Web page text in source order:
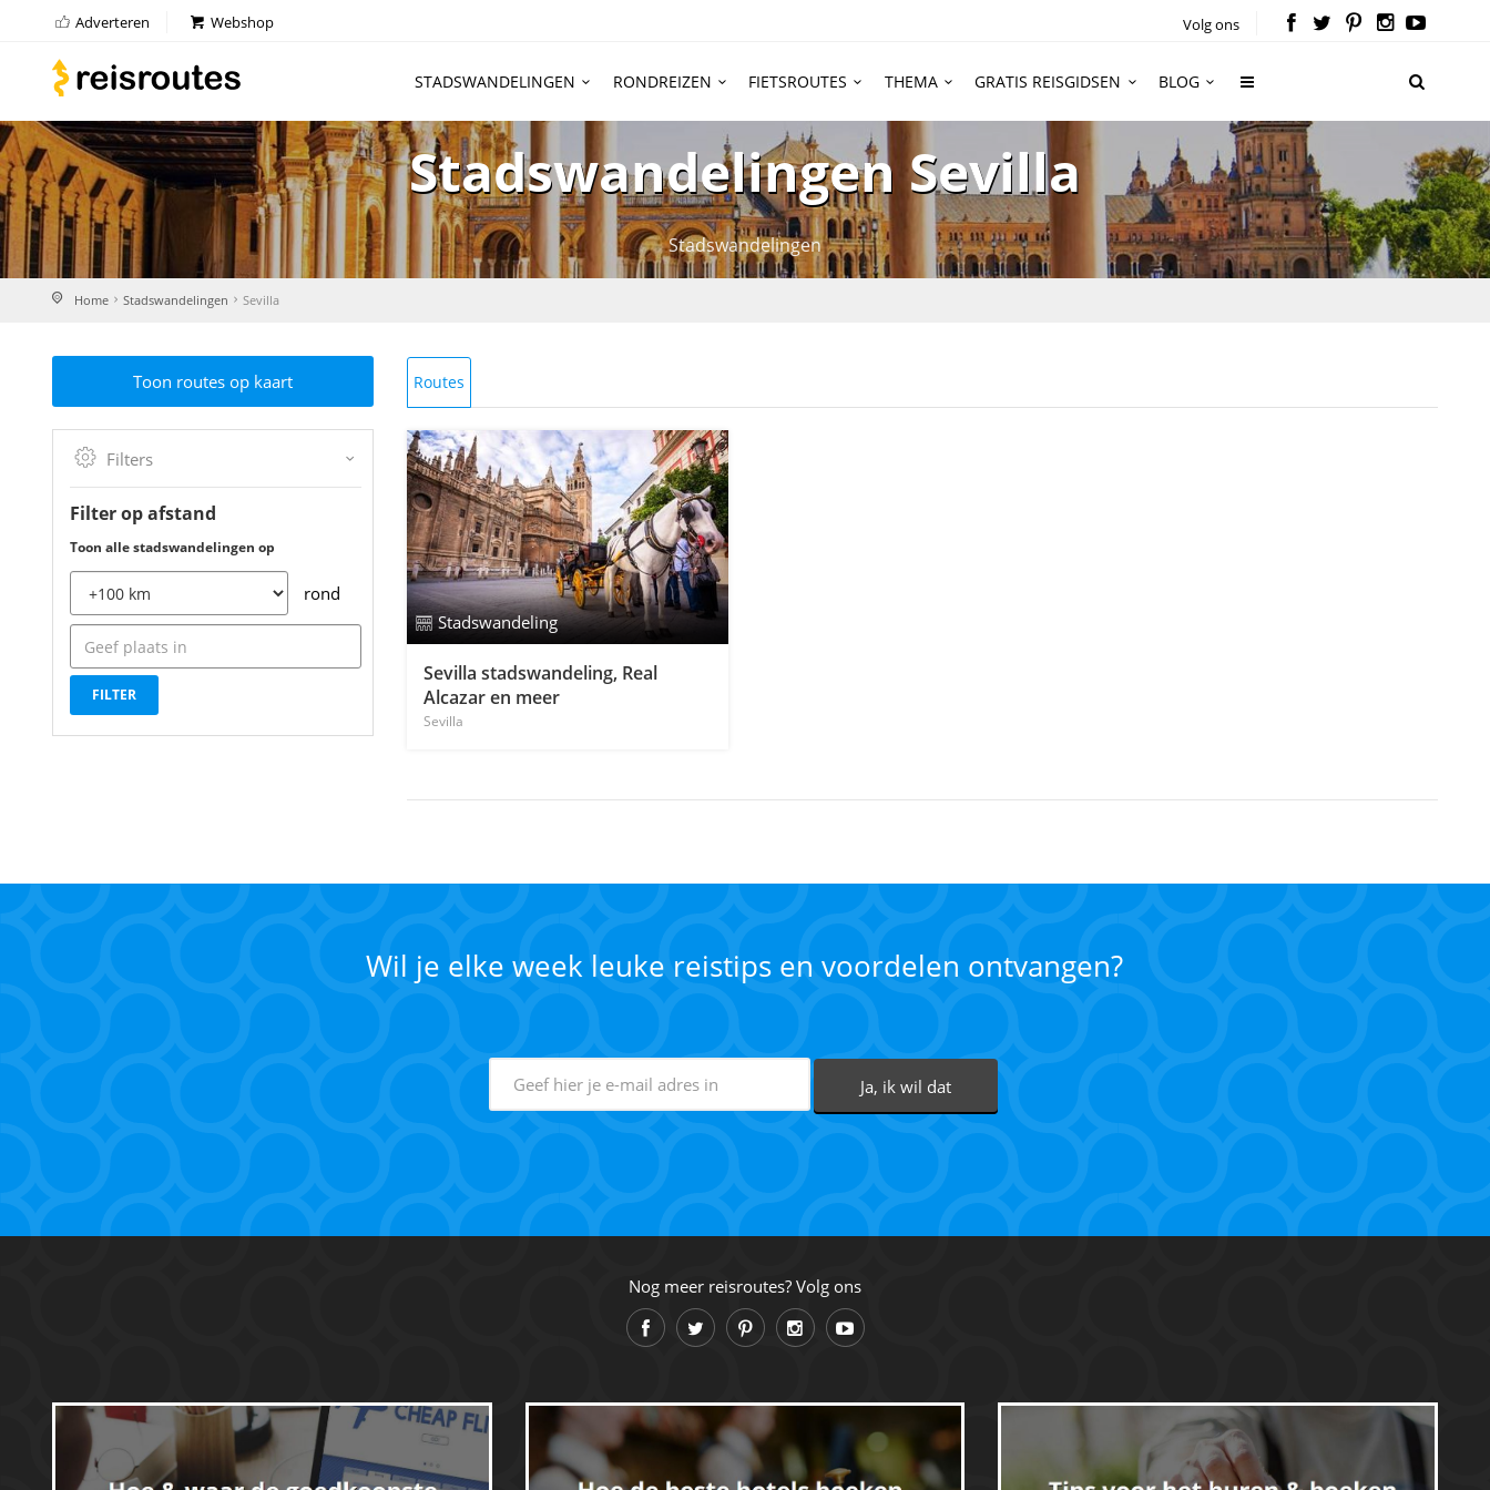
Adverteren Webshop Volg ons
STADSWANDELINGEN RONDREIZEN FIETSROUTES THEMA GRATIS REISGIDSEN BLOG
Stadswandelingen Sevilla
Stadswandelingen
Home Stadswandelingen Sevilla
Toon routes op kaart
Filters
Filter op afstand
Toon alle stadswandelingen op
rond
Routes
Stadswandeling
Sevilla stadswandeling, Real
Alcazar en meer
Sevilla
Wil je elke week leuke reistips en voordelen ontvangen?
Nog meer reisroutes? Volg ons